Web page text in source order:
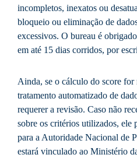
incompletos, inexatos ou
bloqueio ou eliminação de
excessivos. O bureau é
em até 15 dias corridos, por
Ainda, se o cálculo do score for
tratamento automatizado de
requerer a revisão. Caso não
sobre os critérios utilizados, ele
para a Autoridade Nacional de
estará vinculado ao Ministério